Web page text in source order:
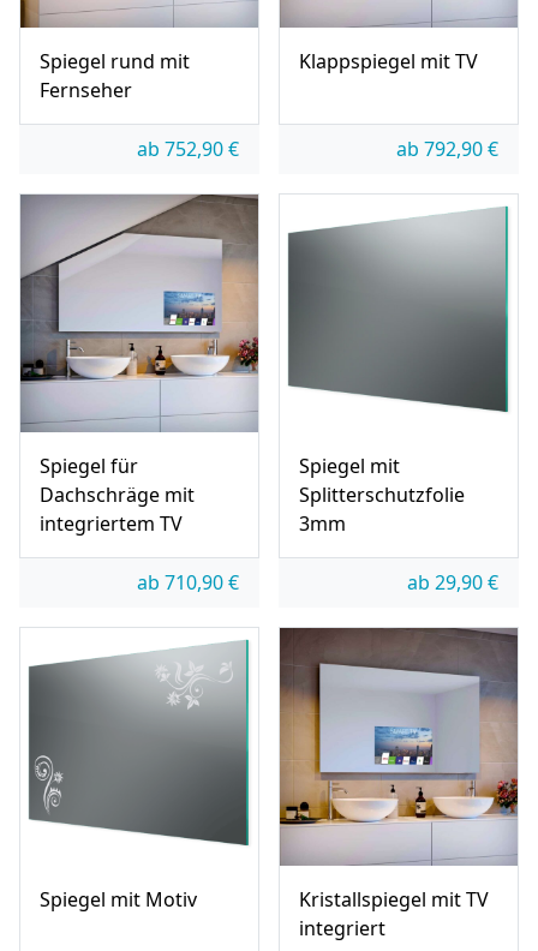
Spiegel rund mit
Fernseher
ab 752,90€
Klappspiegel mit TV
ab 792,90€
Spiegel für
Dachschräge mit
integriertem TV
ab 710,90€
Spiegel mit
Splitterschutzfolie
3mm
ab 29,90€
Spiegel mit Motiv
Kristallspiegel mit TV
integriert